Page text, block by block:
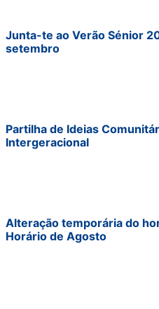
Junta-te ao Verão Sénior
setembro
Partilha de Ideias
Intergeracional
Alteração temporária do
Horário de Agosto